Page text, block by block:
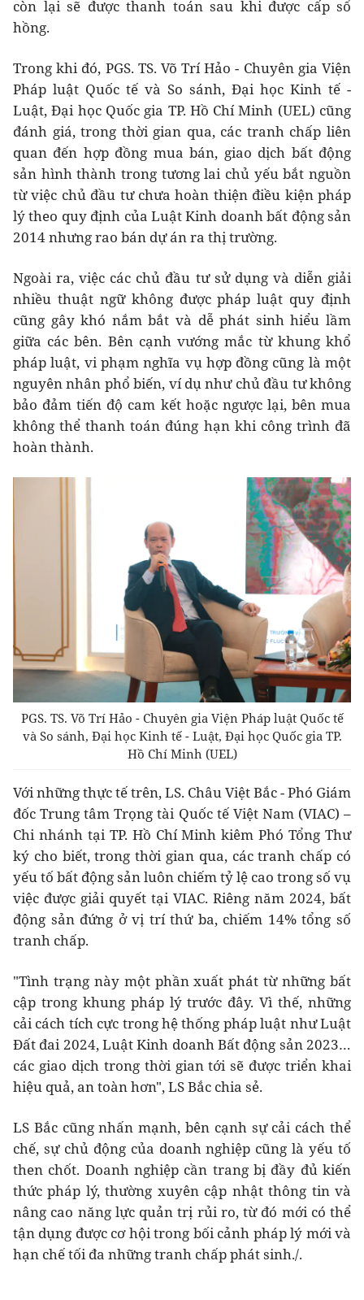
còn lại sẽ được thanh toán sau khi được cấp sổ
hồng.
Trong khi đó, PGS. TS. Võ Trí Hảo - Chuyên gia Viện
Pháp luật Quốc tế và So sánh, Đại học Kinh tế -
Luật, Đại học Quốc gia TP. Hồ Chí Minh (UEL) cũng
đánh giá, trong thời gian qua, các tranh chấp liên
quan đến hợp đồng mua bán, giao dịch bất động
sản hình thành trong tương lai chủ yếu bắt nguồn
từ việc chủ đầu tư chưa hoàn thiện điều kiện pháp
lý theo quy định của Luật Kinh doanh bất động sản
2014 nhưng rao bán dự án ra thị trường.
Ngoài ra, việc các chủ đầu tư sử dụng và diễn giải
nhiều thuật ngữ không được pháp luật quy định
cũng gây khó nắm bắt và dễ phát sinh hiểu lầm
giữa các bên. Bên cạnh vướng mắc từ khung khổ
pháp luật, vi phạm nghĩa vụ hợp đồng cũng là một
nguyên nhân phổ biến, ví dụ như chủ đầu tư không
bảo đảm tiến độ cam kết hoặc ngược lại, bên mua
không thể thanh toán đúng hạn khi công trình đã
hoàn thành.
PGS. TS. Võ Trí Hảo - Chuyên gia Viện Pháp luật Quốc tế
và So sánh, Đại học Kinh tế - Luật, Đại học Quốc gia TP.
Hồ Chí Minh (UEL)
Với những thực tế trên, LS. Châu Việt Bắc - Phó Giám
đốc Trung tâm Trọng tài Quốc tế Việt Nam (VIAC) –
Chi nhánh tại TP. Hồ Chí Minh kiêm Phó Tổng Thư
ký cho biết, trong thời gian qua, các tranh chấp có
yếu tố bất động sản luôn chiếm tỷ lệ cao trong số vụ
việc được giải quyết tại VIAC. Riêng năm 2024, bất
động sản đứng ở vị trí thứ ba, chiếm 14% tổng số
tranh chấp.
"Tình trạng này một phần xuất phát từ những bất
cập trong khung pháp lý trước đây. Vì thế, những
cải cách tích cực trong hệ thống pháp luật như Luật
Đất đai 2024, Luật Kinh doanh Bất động sản 2023…
các giao dịch trong thời gian tới sẽ được triển khai
hiệu quả, an toàn hơn", LS Bắc chia sẻ.
LS Bắc cũng nhấn mạnh, bên cạnh sự cải cách thể
chế, sự chủ động của doanh nghiệp cũng là yếu tố
then chốt. Doanh nghiệp cần trang bị đầy đủ kiến
thức pháp lý, thường xuyên cập nhật thông tin và
nâng cao năng lực quản trị rủi ro, từ đó mới có thể
tận dụng được cơ hội trong bối cảnh pháp lý mới và
hạn chế tối đa những tranh chấp phát sinh./.